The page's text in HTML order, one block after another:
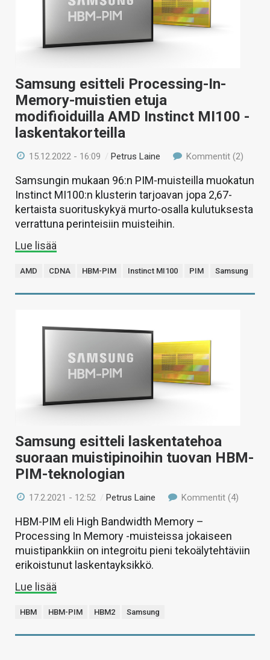
VAIHDA TEEMA
HAKU
Samsung esitteli Processing-In-
Memory-muistien etuja
modifioiduilla AMD Instinct MI100 -
laskentakorteilla
15.12.2022 - 16:09 /Petrus Laine Kommentit (2)
Samsungin mukaan 96:n PIM-muisteilla muokatun
Instinct MI100:n klusterin tarjoavan jopa 2,67-
kertaista suorituskykyä murto-osalla kulutuksesta
verrattuna perinteisiin muisteihin.
Lue lisää
AMD CDNA HBM-PIM Instinct MI100 PIM Samsung
Samsung esitteli laskentatehoa
suoraan muistipinoihin tuovan HBM-
PIM-teknologian
17.2.2021 - 12:52 / Petrus Laine Kommentit (4)
HBM-PIM eli High Bandwidth Memory –
Processing In Memory -muisteissa jokaiseen
muistipankkiin on integroitu pieni tekoälytehtäviin
erikoistunut laskentayksikkö.
Lue lisää
HBM HBM-PIM HBM2 Samsung